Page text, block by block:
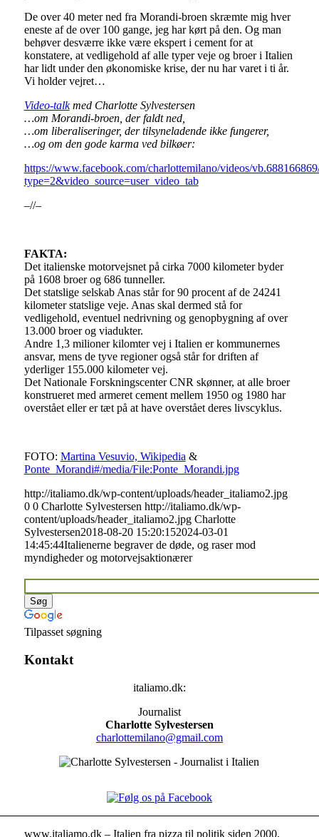
De over 40 meter ned fra Morandi-broen skræmte mig hver
eneste af de over 100 gange, jeg har kørt på den. Og man
behøver desværre ikke være ekspert i cement for at
konstatere, at vedligehold af alle typer veje og broer i Italien
har lidt under den økonomiske krise, der nu har varet i ti år.
Vi holder vejret…
Video-talkmed Charlotte Sylvestersen
…om Morandi-broen, der faldt ned,
…om liberaliseringer, der tilsyneladende ikke fungerer,
…og om den gode karma ved bilkøer:
https://www.facebook.com/charlottemilano/videos/
type=2&video_source=user_video_tab
–//–
FAKTA:
Det italienske motorvejsnet på cirka 7000 kilometer byder
på 1608 broer og 686 tunneller.
Det statslige selskab Anas står for 90 procent af de 24241
kilometer statslige veje. Anas skal dermed stå for
vedligehold, eventuel nedrivning og genopbygning af over
13.000 broer og viadukter.
Andre 1,3 milioner kilomter vej i Italien er kommunernes
ansvar, mens de tyve regioner også står for driften af
yderliger 155.000 kilometer vej.
Det Nationale Forskningscenter CNR skønner, at alle broer
konstrueret med armeret cement mellem 1950 og 1980 har
overstået eller er tæt på at have overstået deres livscyklus.
FOTO: Martina Vesuvio, Wikipedia &
Ponte_Morandi#/media/File:Ponte_Morandi.jpg
http://italiamo.dk/wp-content/uploads/header_italiamo2.jpg
0 0 Charlotte Sylvestersen http://italiamo.dk/wp-
content/uploads/header_italiamo2.jpg Charlotte
Sylvestersen2018-08-20 15:20:152024-03-01
14:45:44Italienerne begraver de døde, og raser mod
myndigheder og motorvejsaktionærer
Tilpasset søgning
Kontakt
italiamo.dk:
Journalist
Charlotte Sylvestersen
charlottemilano@gmail.com
www.italiamo.dk – Italien fra pizza til politik siden 2000,